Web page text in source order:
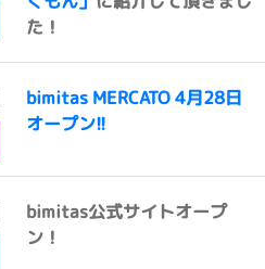
た！
bimitas MERCATO 4月28日
オープン!!
bimitas公式サイトオープ
ン！